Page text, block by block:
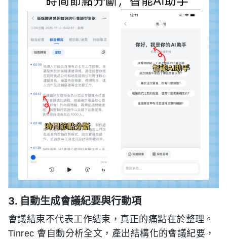
3. 自動生成會議紀要與行動項
會議結束不代表工作結束，真正的痛點在於整理。
Tinrec 會自動分析全文，產出結構化的會議紀要，